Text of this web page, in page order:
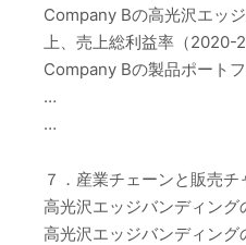
Company Bの高光沢エッ
上、売上総利益率（2020-
Company Bの製品ポート
…
…
７．産業チェーンと販売
高光沢エッジバンディン
高光沢エッジバンディング